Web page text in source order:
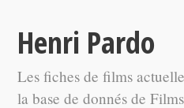
Henri Pardo
Les fiches de films
la base de donnés de